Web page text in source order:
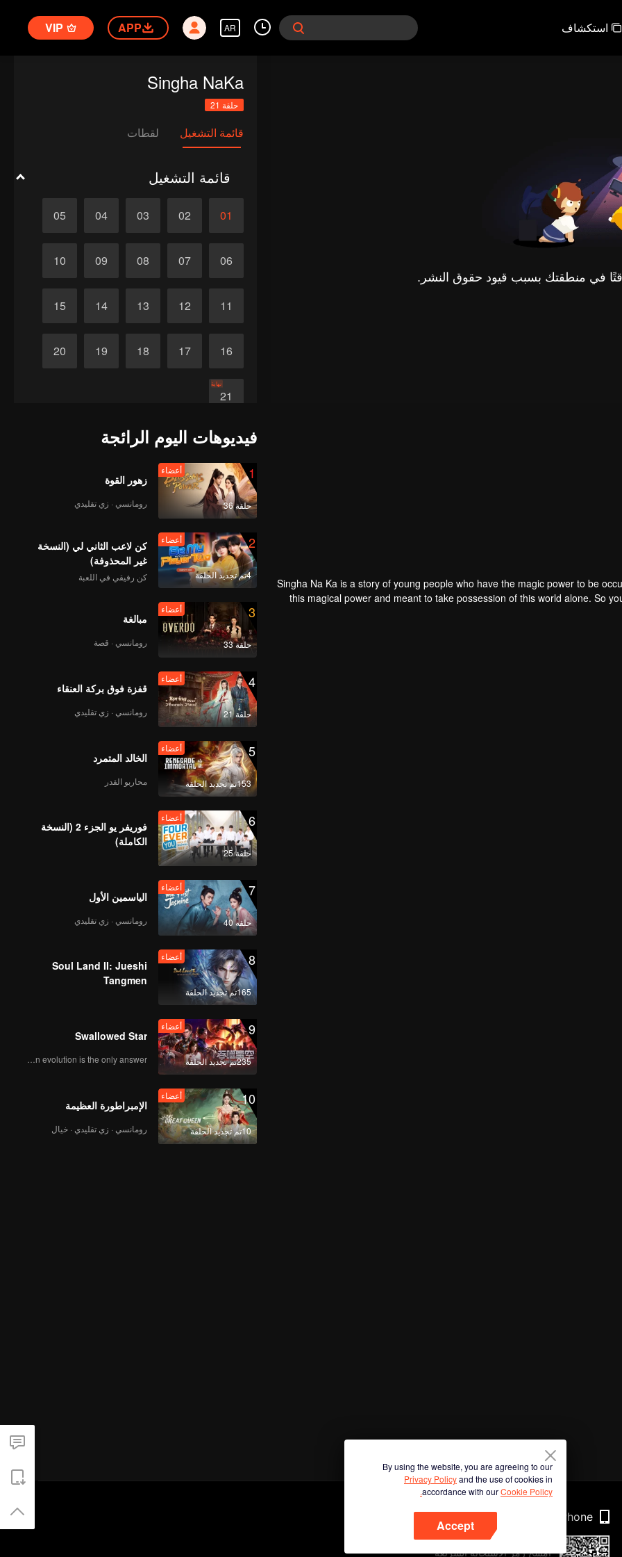
استكشاف AR
APP
VIP
في منطقتك بسبب قيود حقوق النشر.
Singha NaKa
حلقة 21
قائمة التشغيل لقطات
قائمة التشغيل
01
02
03
04
05
06
07
08
09
10
11
12
13
14
15
16
17
18
19
20
21
نهاية
Singha Na Ka is a story of young people who have the magic power to be
this magical power and meant to take possession of this world alone. So
stop this scientist. And to save the world not to fall into the hands of the
فيديوهات اليوم الرائجة
1
حلقة 36
أعضاء
زهور القوة
رومانسي · زي تقليدي
2
4تم تجديد الحلقة
أعضاء
كن لاعب الثاني لي (النسخة
غير المحذوفة)
كن رفيقي في اللعبة
3
حلقة 33
أعضاء
مبالغة
رومانسي · قصة
4
حلقة 21
أعضاء
قفزة فوق بركة العنقاء
رومانسي · زي تقليدي
5
153تم تجديد الحلقة
أعضاء
الخالد المتمرد
محاربو القدر
6
حلقة 25
أعضاء
فوريفر يو الجزء 2 (النسخة
الكاملة)
7
حلقة 40
أعضاء
الياسمين الأول
رومانسي · زي تقليدي
8
165تم تجديد الحلقة
أعضاء
Soul Land II: Jueshi
Tangmen
9
235تم تجديد الحلقة
أعضاء
Swallowed Star
Human evolution is the only answer.
10
10تم تجديد الحلقة
أعضاء
الإمبراطورة العظيمة
رومانسي · زي تقليدي · خيال
By using the website, you are agreeing to our
Privacy Policyand the use of cookies in
accordance with ourCookie Policy.
Accept
Phone
امسح رمز الاستجابة السريعة